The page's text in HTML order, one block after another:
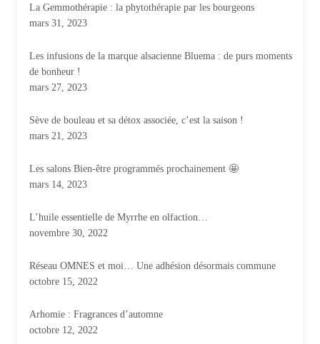
La Gemmothérapie : la phytothérapie par les bourgeons
mars 31, 2023
Les infusions de la marque alsacienne Bluema : de purs moments
de bonheur !
mars 27, 2023
Sève de bouleau et sa détox associée, c’est la saison !
mars 21, 2023
Les salons Bien-être programmés prochainement 🤩
mars 14, 2023
L’huile essentielle de Myrrhe en olfaction…
novembre 30, 2022
Réseau OMNES et moi… Une adhésion désormais commune
octobre 15, 2022
Arhomie : Fragrances d’automne
octobre 12, 2022